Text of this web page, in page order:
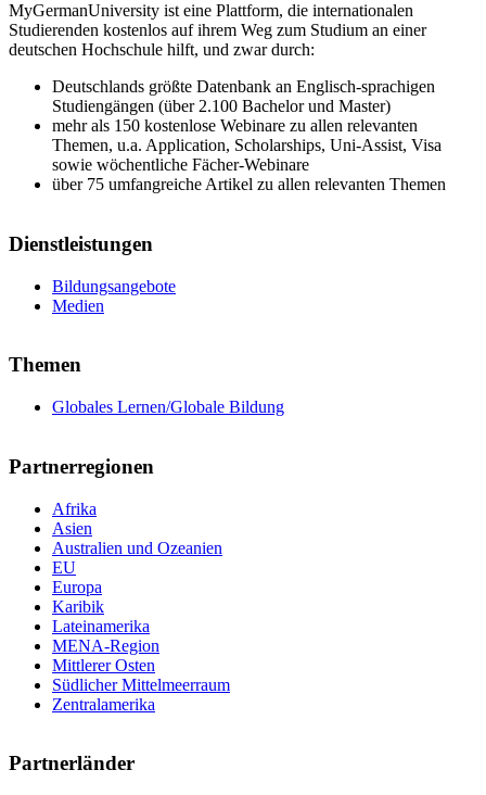
MyGermanUniversity ist eine Plattform, die internationalen
Studierenden kostenlos auf ihrem Weg zum Studium an einer
deutschen Hochschule hilft, und zwar durch:
Deutschlands größte Datenbank an Englisch-sprachigen
Studiengängen (über 2.100 Bachelor und Master)
mehr als 150 kostenlose Webinare zu allen relevanten
Themen, u.a. Application, Scholarships, Uni-Assist, Visa
sowie wöchentliche Fächer-Webinare
über 75 umfangreiche Artikel zu allen relevanten Themen
Dienstleistungen
Bildungsangebote
Medien
Themen
Globales Lernen/Globale Bildung
Partnerregionen
Afrika
Asien
Australien und Ozeanien
EU
Europa
Karibik
Lateinamerika
MENA-Region
Mittlerer Osten
Südlicher Mittelmeerraum
Zentralamerika
Partnerländer